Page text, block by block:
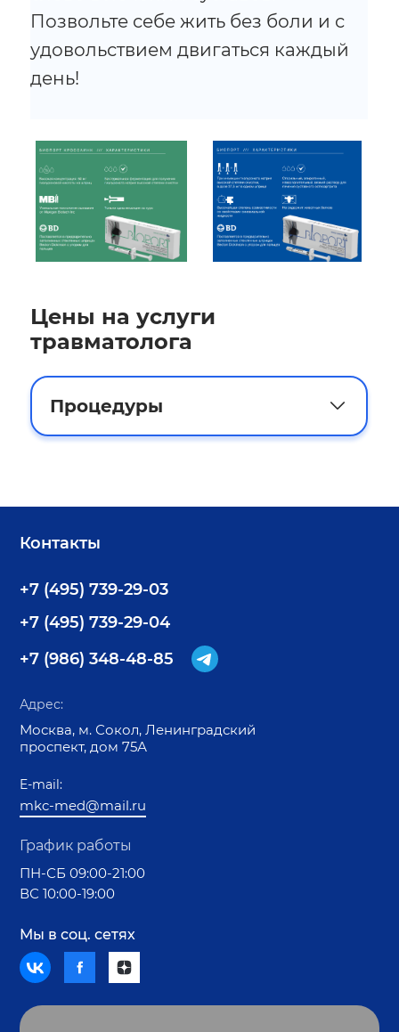
Позвольте себе жить без боли и с
удовольствием двигаться каждый
день!
Цены на услуги
травматолога
Процедуры
Контакты
+7 (495) 739-29-03
+7 (495) 739-29-04
+7 (986) 348-48-85
Адрес:
Москва, м. Сокол, Ленинградский
проспект, дом 75А
E-mail:
mkc-med@mail.ru
График работы
ПН-СБ 09:00-21:00
ВС 10:00-19:00
Мы в соц. сетях